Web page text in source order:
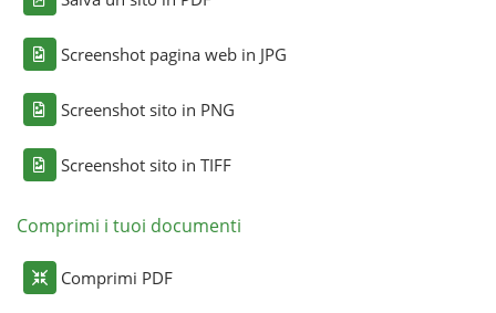
Screenshot pagina web in JPG
Screenshot sito in PNG
Screenshot sito in TIFF
Comprimi i tuoi documenti
Comprimi PDF